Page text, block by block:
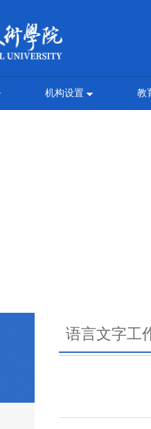
机构设置 教
语言文字工